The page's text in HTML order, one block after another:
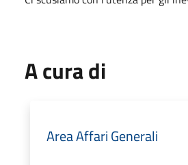
A cura di
Area Affari Generali